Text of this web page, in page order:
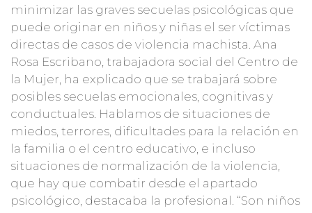
minimizar las graves secuelas psicológicas que
puede originar en niños y niñas el ser víctimas
directas de casos de violencia machista. Ana
Rosa Escribano, trabajadora social del Centro de
la Mujer, ha explicado que se trabajará sobre
posibles secuelas emocionales, cognitivas y
conductuales. Hablamos de situaciones de
miedos, terrores, dificultades para la relación en
la familia o el centro educativo, e incluso
situaciones de normalización de la violencia,
que hay que combatir desde el apartado
psicológico, destacaba la profesional. “Son niños